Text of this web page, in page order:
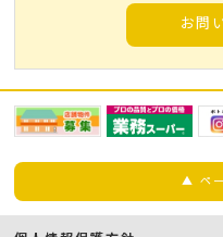
お問
▲ ペ